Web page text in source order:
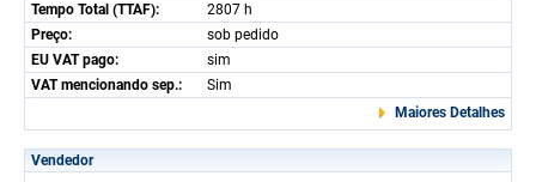
Tempo Total (TTAF):
2807 h
Preço:
sob pedido
EU VAT pago:
sim
VAT mencionando sep.:
Sim
Maiores Detalhes
Vendedor